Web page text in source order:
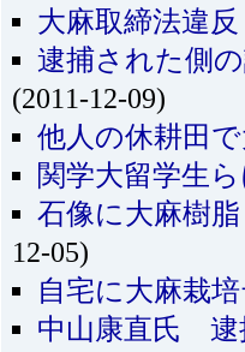
大麻取締法違
逮捕された側
(2011-12-09)
他人の休耕田
関学大留学生
石像に大麻樹
12-05)
自宅に大麻栽
中山康直氏